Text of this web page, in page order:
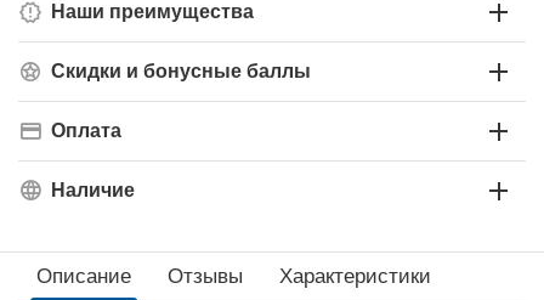
Наши преимущества
Скидки и бонусные баллы
Оплата
Наличие
Описание Отзывы Характеристики